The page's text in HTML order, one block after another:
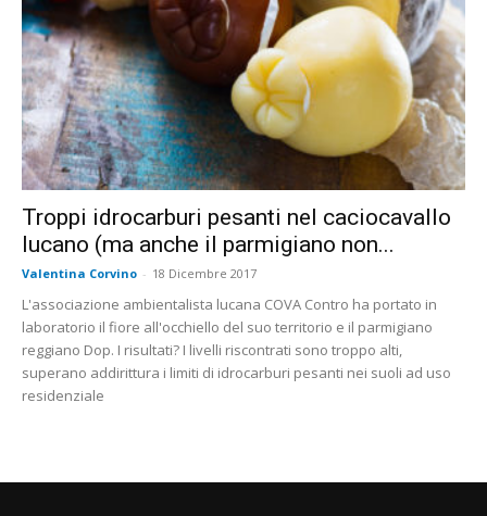
Troppi idrocarburi pesanti nel caciocavallo
lucano (ma anche il parmigiano non...
Valentina Corvino - 18 Dicembre 2017
L'associazione ambientalista lucana COVA Contro ha portato in
laboratorio il fiore all'occhiello del suo territorio e il parmigiano
reggiano Dop. I risultati? I livelli riscontrati sono troppo alti,
superano addirittura i limiti di idrocarburi pesanti nei suoli ad uso
residenziale